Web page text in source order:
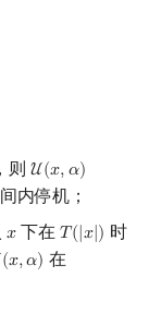
则U(𝑥,𝛼)
U(x,α)=
内停机；
𝑥
x下在 𝑇 (|𝑥|)
T(| x| ) 时
(𝑥,𝛼)
(x,α) 在